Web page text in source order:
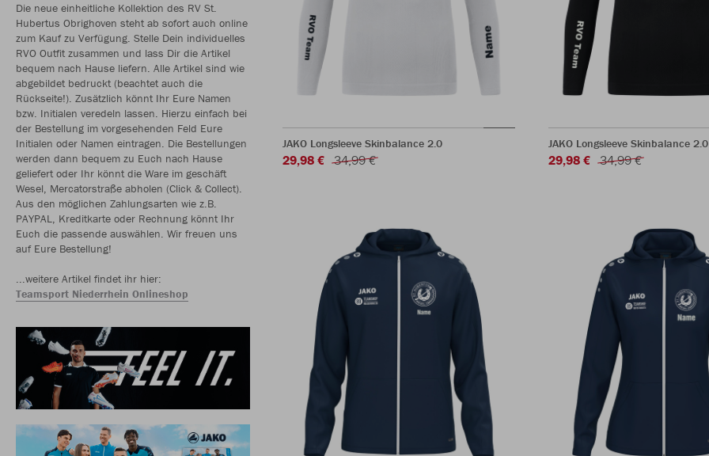
Die neue einheitliche Kollektion des RV St.
Hubertus Obrighoven steht ab sofort auch online
zum Kauf zu Verfügung. Stelle Dein individuelles
RVO Outfit zusammen und lass Dir die Artikel
bequem nach Hause liefern. Alle Artikel sind wie
abgebildet bedruckt (beachtet auch die
Rückseite!). Zusätzlich könnt Ihr Eure Namen
bzw. Initialen veredeln lassen. Hierzu einfach bei
der Bestellung im vorgesehenden Feld Eure
Initialen oder Namen eintragen. Die Bestellungen
werden dann bequem zu Euch nach Hause
geliefert oder Ihr könnt die Ware im geschäft
Wesel, Mercatorstraße abholen (Click & Collect).
Aus den möglichen Zahlungsarten wie z.B.
PAYPAL, Kreditkarte oder Rechnung könnt Ihr
Euch die passende auswählen. Wir freuen uns
auf Eure Bestellung!
...weitere Artikel findet ihr hier:
Teamsport Niederrhein Onlineshop
JAKO Longsleeve Skinbalance 2.0
29,98 € 34,99 €
JAKO Longsleeve Skinbalance 2.0
29,98 € 34,99 €